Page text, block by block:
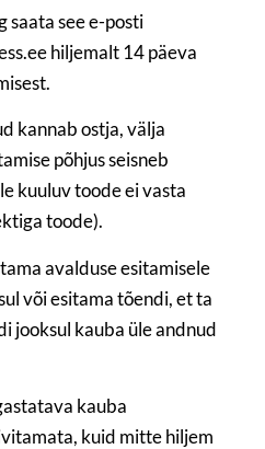
saata see e-posti
hiljemalt 14 päeva
kannab ostja, välja
põhjus seisneb
kuuluv toode ei vasta
toode).
avalduse esitamisele
või esitama tõendi, et ta
jooksul kauba üle andnud
kauba
kuid mitte hiljem